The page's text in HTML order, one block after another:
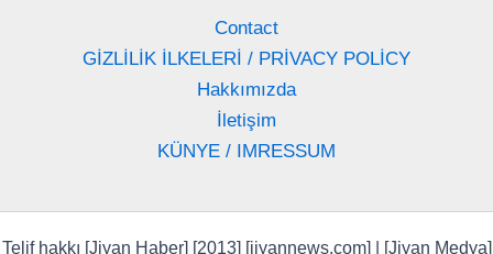
Contact
GİZLİLİK İLKELERİ / PRİVACY POLİCY
Hakkımızda
İletişim
KÜNYE / IMRESSUM
Telif hakkı [Jiyan Haber] [2013] [jiyannews.com] | [Jiyan Medya]